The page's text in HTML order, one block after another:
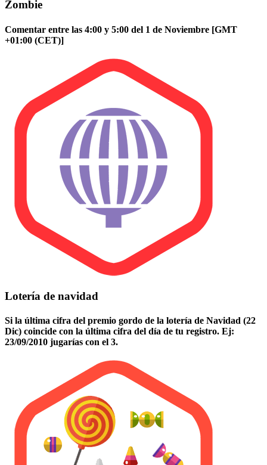
Zombie
Comentar entre las 4:00 y 5:00 del 1 de Noviembre [GMT
+01:00 (CET)]
Lotería de navidad
Si la última cifra del premio gordo de la lotería de Navidad (22
Dic) coincide con la última cifra del día de tu registro. Ej:
23/09/2010 jugarías con el 3.